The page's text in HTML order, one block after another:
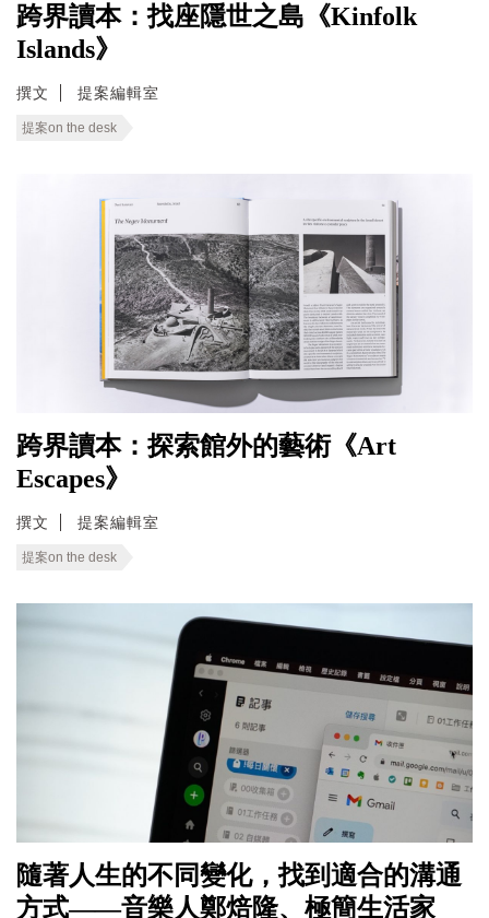
跨界讀本：找座隱世之島《Kinfolk
Islands》
撰文 提案編輯室
提案on the desk
跨界讀本：探索館外的藝術《Art
Escapes》
撰文 提案編輯室
提案on the desk
隨著人生的不同變化，找到適合的溝通
方式——音樂人鄭焙隆、極簡生活家